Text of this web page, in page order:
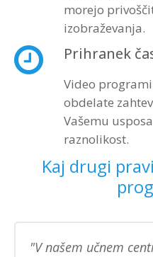
morejo
izobraževanja.
Prihranek
Video
obdelate
Vašemu
raznolikost.
Kaj drugi
V našem učnem